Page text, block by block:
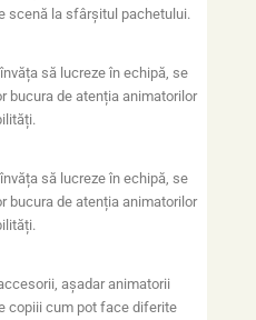
scenă la sfârșitul pachetului.
să lucreze în echipă, se
bucura de atenția animatorilor
să lucreze în echipă, se
bucura de atenția animatorilor
așadar animatorii
copiii cum pot face diferite